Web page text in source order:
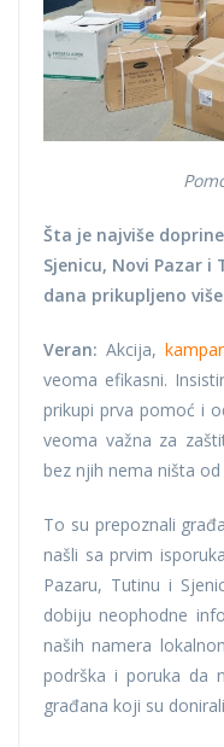
Šta je najviše
Sjenicu, Novi Pazar
dana prikupljeno
Veran: Akcija,
veoma efikasni.
prikupi prva pomoć i
veoma važna za
bez njih nema ništa
To su prepoznali
našli sa prvim
Pazaru, Tutinu i
dobiju neophodne
naših namera
podrška i poruka da
građana koji su